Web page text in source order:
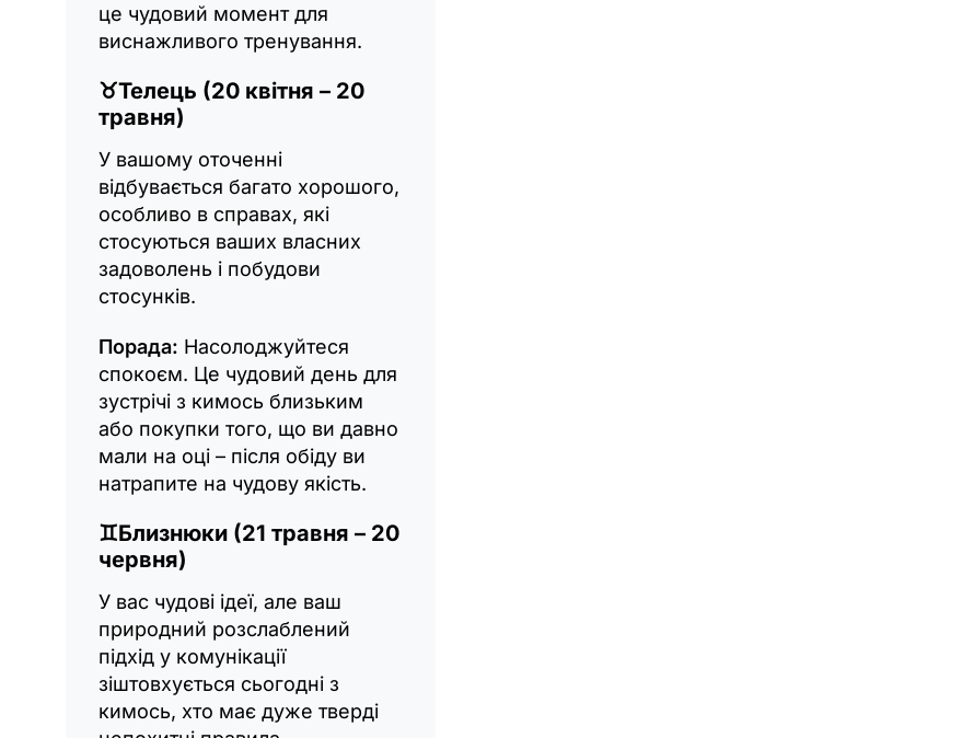
це чудовий момент для
виснажливого тренування.
♉Телець (20 квітня – 20
травня)
У вашому оточенні
відбувається багато хорошого,
особливо в справах, які
стосуються ваших власних
задоволень і побудови
стосунків.
Порада: Насолоджуйтеся
спокоєм. Це чудовий день для
зустрічі з кимось близьким
або покупки того, що ви давно
мали на оці – після обіду ви
натрапите на чудову якість.
♊Близнюки (21 травня – 20
червня)
У вас чудові ідеї, але ваш
природний розслаблений
підхід у комунікації
зіштовхується сьогодні з
кимось, хто має дуже тверді